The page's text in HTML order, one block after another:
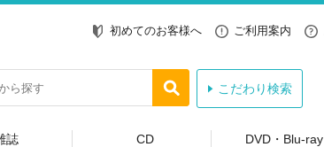
初めてのお客様へ ご利用案内
こだわり検索
誌 CD DVD・Blu-ray